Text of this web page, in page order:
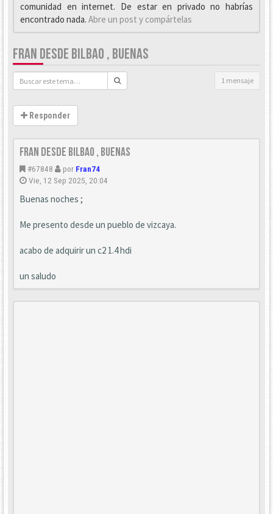
comunidad en internet. De estar en privado no habrías
encontrado nada. Abre un post y compártelas
FRAN DESDE BILBAO , BUENAS
1 mensaje
Responder
fran desde bilbao , buenas
#67848 por Fran74
Vie, 12 Sep 2025, 20:04
Buenas noches ;
Me presento desde un pueblo de vizcaya.
acabo de adquirir un c2 1.4 hdi
un saludo